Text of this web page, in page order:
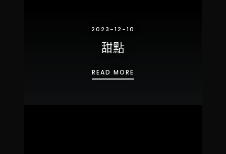
2023-12-10
甜點
READ MORE